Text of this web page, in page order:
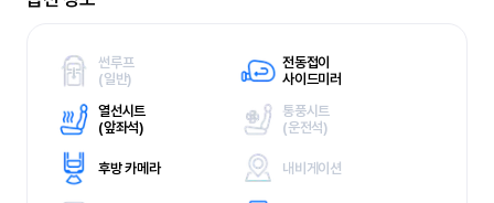
썬루프
(일반)
전동접이
사이드미러
열선시트
(앞좌석)
통풍시트
(운전석)
후방 카메라 내비게이션